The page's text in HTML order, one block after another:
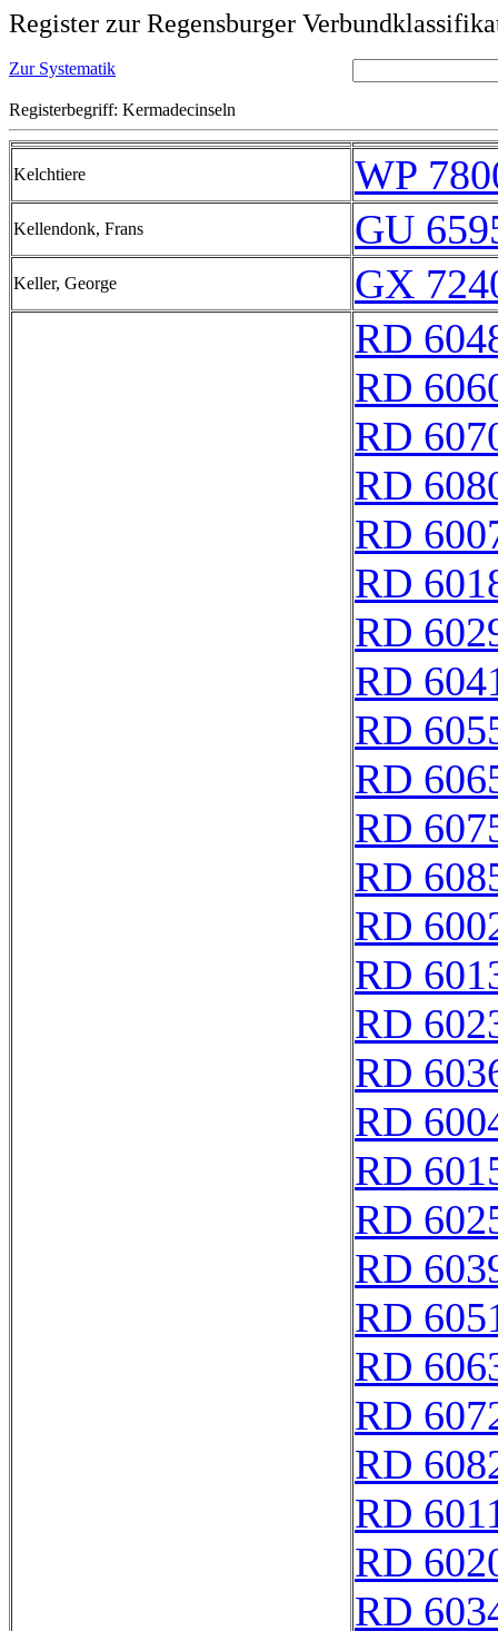
Register zur Regensburger
Zur Systematik
Registerbegriff: Kermadecinseln
Kelchtiere WP
Kellendonk, Frans GU
Keller, George
GX
RD
RD
RD
RD
RD
RD
RD
RD
RD
RD
RD
RD
RD
RD
RD
RD
RD
RD
RD
RD
RD
RD
RD
RD
RD
RD
RD